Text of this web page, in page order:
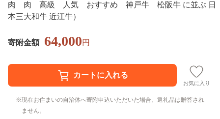
肉 肉 高級 人気 おすすめ 神戸牛 松阪牛 に並ぶ 日
本三大和牛 近江牛）
寄附金額 64,000円
お気に入り
現在お住まいの自治体へ寄附申込いただいた場合、返礼品は贈答され
ません。